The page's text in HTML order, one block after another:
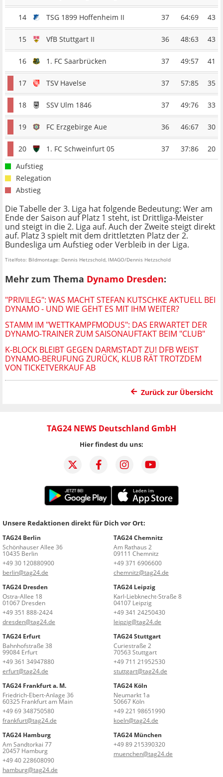
14 TSG 1899 Hoffenheim II 37 64:69 43
15 VfB Stuttgart II 36 48:63 43
16 1. FC Saarbrücken 37 49:57 41
17 TSV Havelse 37 57:85 35
18 SSV Ulm 1846 37 49:76 33
19 FC Erzgebirge Aue 36 46:67 30
20 1. FC Schweinfurt 05 37 37:86
20
Aufstieg
Relegation
Abstieg
Die Tabelle der 3. Liga hat folgende Bedeutung: Wer am
Ende der Saison auf Platz 1 steht, ist Drittliga-Meister
und steigt in die 2. Liga auf. Auch der Zweite steigt direkt
auf. Platz 3 spielt mit dem drittletzten Platz der 2.
Bundesliga um Aufstieg oder Verbleib in der Liga.
Titelfoto: Bildmontage: Dennis Hetzschold, IMAGO/Dennis Hetzschold
Mehr zum Thema Dynamo Dresden:
"PRIVILEG": WAS MACHT STEFAN KUTSCHKE AKTUELL BEI
DYNAMO - UND WIE GEHT ES MIT IHM WEITER?
STAMM IM "WETTKAMPFMODUS": DAS ERWARTET DER
DYNAMO-TRAINER ZUM SAISONAUFTAKT BEIM "CLUB"
K-BLOCK BLEIBT GEGEN DARMSTADT ZU! DFB WEIST
DYNAMO-BERUFUNG ZURÜCK, KLUB RÄT TROTZDEM
VON TICKETVERKAUF AB
Zurück zur Übersicht
TAG24 NEWS Deutschland GmbH
Hier findest du uns:
Unsere Redaktionen direkt für Dich vor Ort:
TAG24 Berlin
Schönhauser Allee 36
10435 Berlin
+49 30 120880900
berlin@tag24.de
TAG24 Chemnitz
Am Rathaus 2
09111 Chemnitz
+49 371 6906600
chemnitz@tag24.de
TAG24 Dresden
Ostra-Allee 18
01067 Dresden
+49 351 888-2424
dresden@tag24.de
TAG24 Leipzig
Karl-Liebknecht-Straße 8
04107 Leipzig
+49 341 24250430
leipzig@tag24.de
TAG24 Erfurt
Bahnhofstraße 38
99084 Erfurt
+49 361 34947880
erfurt@tag24.de
TAG24 Stuttgart
Curiestraße 2
70563 Stuttgart
+49 711 21952530
stuttgart@tag24.de
TAG24 Frankfurt a. M.
Friedrich-Ebert-Anlage 36
60325 Frankfurt am Main
+49 69 348750580
frankfurt@tag24.de
TAG24 Köln
Neumarkt 1a
50667 Köln
+49 221 98651990
koeln@tag24.de
TAG24 Hamburg
Am Sandtorkai 77
20457 Hamburg
+49 40 228608090
hamburg@tag24.de
TAG24 München
+49 89 215390320
muenchen@tag24.de